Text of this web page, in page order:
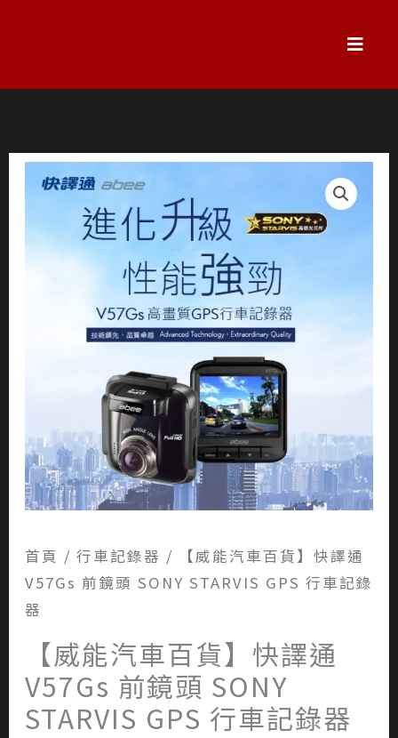
容
首頁 / 行車記錄器 / 【威能汽車百貨】快譯通
V57Gs 前鏡頭 SONY STARVIS GPS 行車記錄
器
【威能汽車百貨】快譯通
V57Gs 前鏡頭 SONY
STARVIS GPS 行車記錄器